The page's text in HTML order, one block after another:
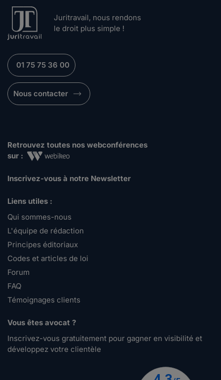
Juritravail, nous rendons
le droit plus simple !
01 75 75 36 00
Nous contacter
Retrouvez toutes nos webconférences
sur :
Inscrivez-vous à notre Newsletter
Liens utiles :
Qui sommes-nous
L'équipe de rédaction
Principes éditoriaux
Codes et articles de loi
Forum
FAQ
Témoignages clients
Vous êtes avocat ?
Inscrivez-vous gratuitement pour gagner en visibilité et
développez votre clientèle